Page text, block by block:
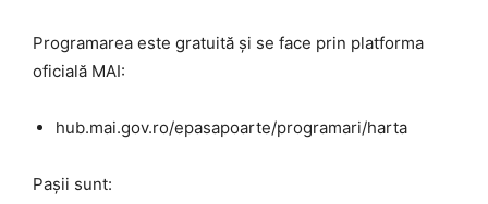
Programarea este gratuită și se face prin platforma
oficială MAI:
hub.mai.gov.ro/epasapoarte/programari/harta
Pașii sunt: